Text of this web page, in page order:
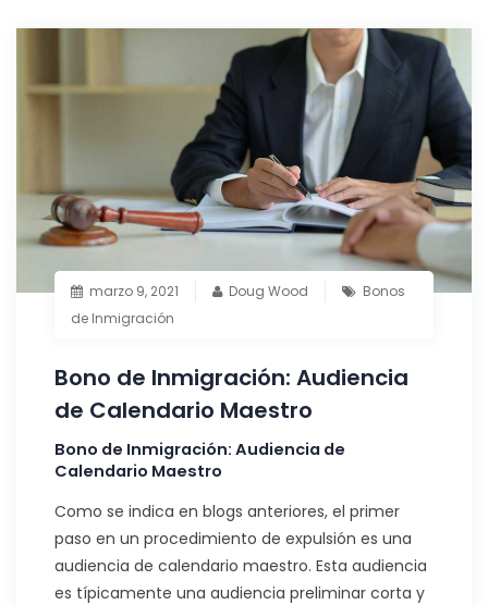
marzo 9, 2021 Doug Wood
Bonos
de Inmigración
Bono de Inmigración: Audiencia
de Calendario Maestro
Bono de Inmigración: Audiencia de
Calendario Maestro
Como se indica en blogs anteriores, el primer
paso en un procedimiento de expulsión es una
audiencia de calendario maestro. Esta audiencia
es típicamente una audiencia preliminar corta y